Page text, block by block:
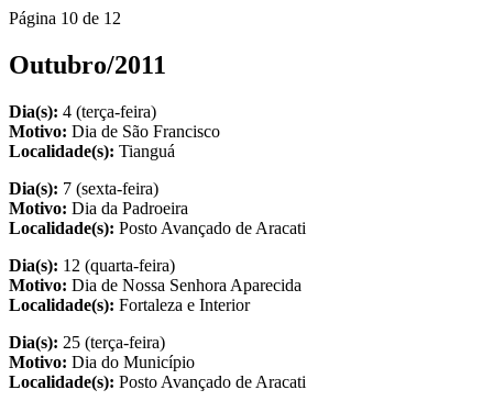
Página 10 de 12
Outubro/2011
Dia(s): 4 (terça-feira)
Motivo: Dia de São Francisco
Localidade(s): Tianguá
Dia(s): 7 (sexta-feira)
Motivo: Dia da Padroeira
Localidade(s): Posto Avançado de Aracati
Dia(s): 12 (quarta-feira)
Motivo: Dia de Nossa Senhora Aparecida
Localidade(s): Fortaleza e Interior
Dia(s): 25 (terça-feira)
Motivo: Dia do Município
Localidade(s): Posto Avançado de Aracati